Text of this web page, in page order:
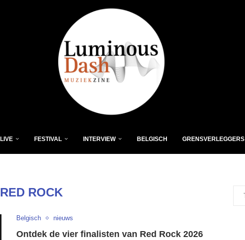
LIVE FESTIVAL INTERVIEW BELGISCH GRENSVERLEGGERS
RED ROCK
Belgisch nieuws
Ontdek de vier finalisten van Red Rock 2026